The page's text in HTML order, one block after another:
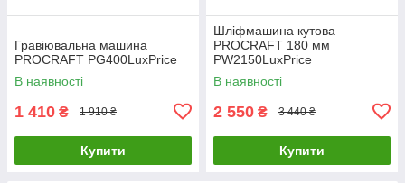
Гравіювальна машина
PROCRAFT PG400LuxPrice
В наявності
1 410 ₴ 1 910 ₴
Купити
Шліфмашина кутова
PROCRAFT 180 мм
PW2150LuxPrice
В наявності
2 550 ₴ 3 440 ₴
Купити